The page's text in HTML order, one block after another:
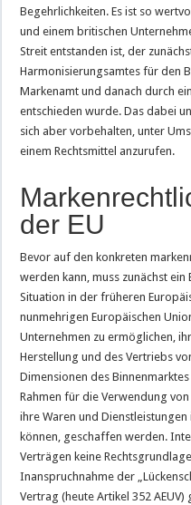
Begehrlichkeiten. Es ist so
und einem britischen
Streit entstanden ist, der
Harmonisierungsamtes für den
Markenamt und danach durch
entschieden wurde. Das dabei
sich aber vorbehalten, unter
einem Rechtsmittel anzurufen.
der EU
Bevor auf den konkreten
werden kann, muss zunächst
Situation in der früheren
nunmehrigen Europäischen
Unternehmen zu ermöglichen,
Herstellung und des Vertriebs
Dimensionen des
Rahmen für die Verwendung
ihre Waren und
können, geschaffen werden.
Verträgen keine
Inanspruchnahme der
Vertrag (heute Artikel 352